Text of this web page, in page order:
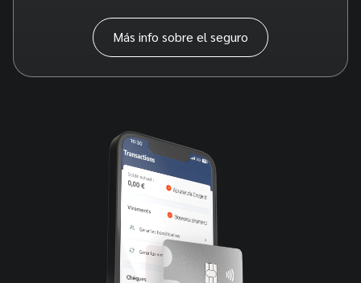
Más info sobre el seguro